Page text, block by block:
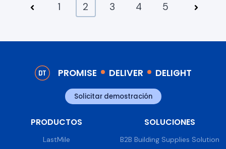
1 2 3 4 5
PROMISE DELIVER DELIGHT
Solicitar demostración
PRODUCTOS
LastMile
SOLUCIONES
B2B Building Supplies Solution